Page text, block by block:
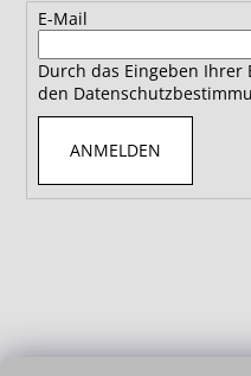
E-Mail
Durch das Eingeben Ihrer
den
ANMELDEN